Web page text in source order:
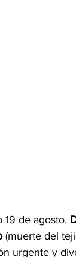
19 de agosto,
(muerte del
urgente y